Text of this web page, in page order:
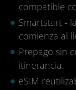
compatible
Smartstart -
comienza al
Prepago sin
itinerancia.
eSIM